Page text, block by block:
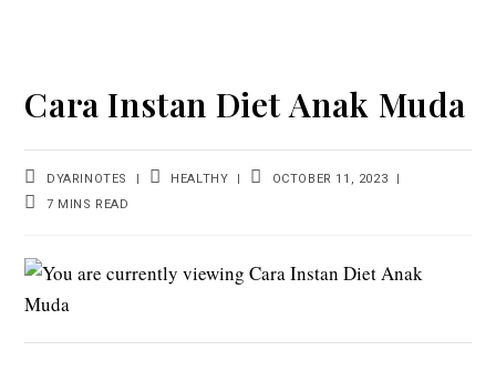
Cara Instan Diet Anak Muda
POST
AUTHOR:
DYARINOTES
POSTHEALTHY
POSTOCTOBER 11, 2023
READING
7 MINS READ